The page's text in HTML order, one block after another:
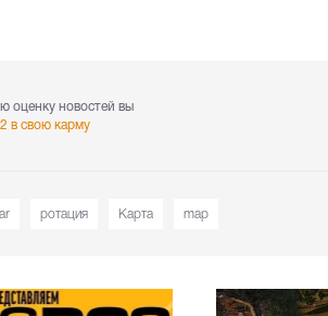
оценку новостей вы
в свою карму
ротация Карта map